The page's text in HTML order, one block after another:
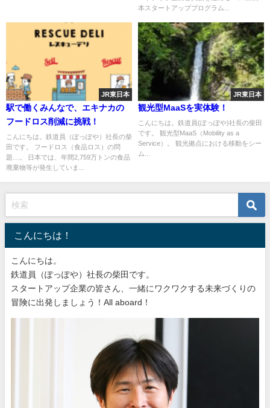
本スタートアッププログラム...
JR東日本
駅で働くみんなで、エキナカの
フードロス削減に挑戦！
こんにちは。鉄道員（ぽっぽや）社長の柴
田です。 フードロス（食品ロス）の問
題…。 日本では、年間2,759万トンの食品
廃棄物等が発生していま...
JR東日本
観光型MaaSを実体験！
こんにちは。鉄道員(ぽっぽや)社長の柴田
です。 観光型MaaS（Mobility as a
Service）。 観光拠点における移動をシー
ム...
こんにちは！
こんにちは。
鉄道員（ぽっぽや）社長の柴田です。
スタートアップ企業の皆さん、一緒にワクワクする未来づくりの
冒険に出発しましょう！All aboard！